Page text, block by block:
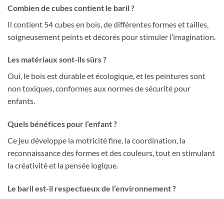
Combien de cubes contient le baril ?
Il contient 54 cubes en bois, de différentes formes et tailles,
soigneusement peints et décorés pour stimuler l’imagination.
Les matériaux sont-ils sûrs ?
Oui, le bois est durable et écologique, et les peintures sont
non toxiques, conformes aux normes de sécurité pour
enfants.
Quels bénéfices pour l’enfant ?
Ce jeu développe la motricité fine, la coordination, la
reconnaissance des formes et des couleurs, tout en stimulant
la créativité et la pensée logique.
Le baril est-il respectueux de l’environnement ?